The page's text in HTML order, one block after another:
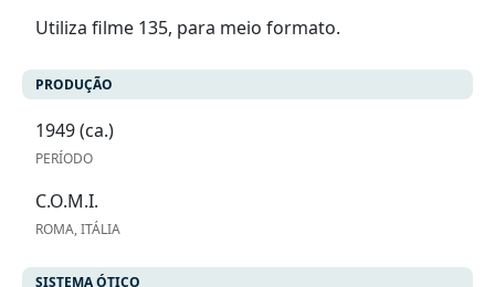
Utiliza filme 135, para meio formato.
PRODUÇÃO
1949 (ca.)
PERÍODO
C.O.M.I.
ROMA, ITÁLIA
SISTEMA ÓTICO